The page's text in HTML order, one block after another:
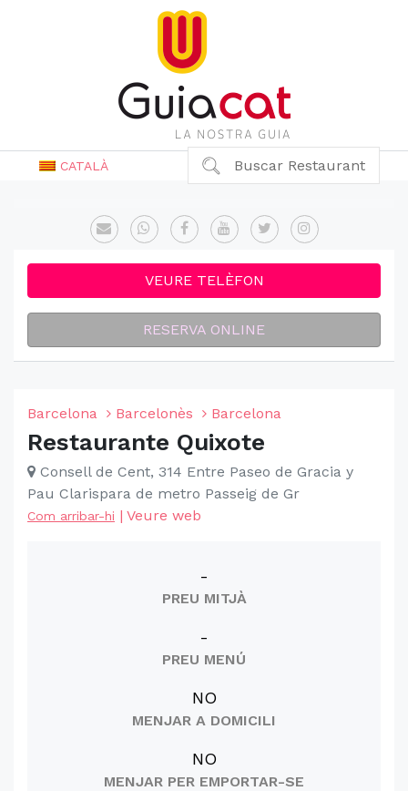
CATALÀ Buscar Restaurant
VEURE TELÈFON
RESERVA ONLINE
Barcelona Barcelonès Barcelona
Restaurante Quixote
Consell de Cent, 314 Entre Paseo de Gracia y
Pau Clarispara de metro Passeig de Gr
Com arribar-hi | Veure web
-
PREU MITJÀ
-
PREU MENÚ
NO
MENJAR A DOMICILI
NO
MENJAR PER EMPORTAR-SE